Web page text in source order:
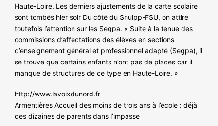
Haute-Loire. Les derniers ajustements de la carte scolaire
sont tombés hier soir Du côté du Snuipp-FSU, on attire
toutefois l’attention sur les Segpa. « Suite à la tenue des
commissions d’affectations des élèves en sections
d’enseignement général et professionnel adapté (Segpa), il
se trouve que certains enfants n’ont pas de places car il
manque de structures de ce type en Haute-Loire. »
http://www.lavoixdunord.fr
Armentières Accueil des moins de trois ans à l’école : déjà
des dizaines de parents dans l’impasse